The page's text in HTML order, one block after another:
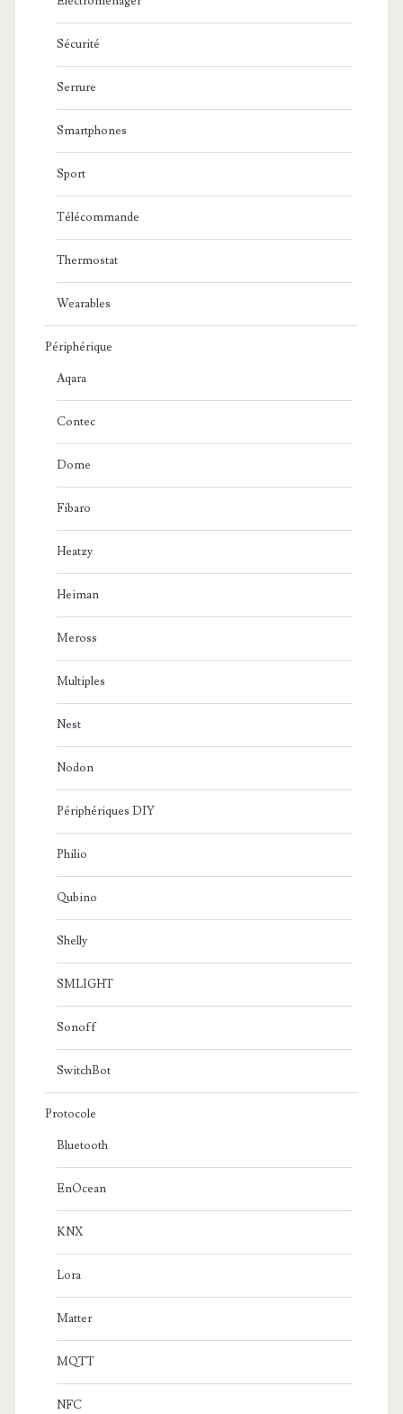
Sécurité
Serrure
Smartphones
Sport
Télécommande
Thermostat
Wearables
Périphérique
Aqara
Contec
Dome
Fibaro
Heatzy
Heiman
Meross
Multiples
Nest
Nodon
Périphériques DIY
Philio
Qubino
Shelly
SMLIGHT
Sonoff
SwitchBot
Protocole
Bluetooth
EnOcean
KNX
Lora
Matter
MQTT
NFC